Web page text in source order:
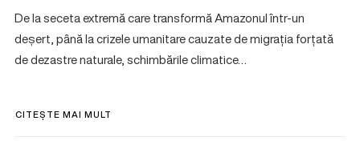
De la seceta extremă care transformă Amazonul într-un
deșert, până la crizele umanitare cauzate de migrația forțată
de dezastre naturale, schimbările climatice…
CITEȘTE MAI MULT